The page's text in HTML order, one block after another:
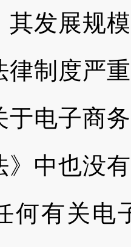
其发展规
律制度严
于电子商
》中也没
何有关电